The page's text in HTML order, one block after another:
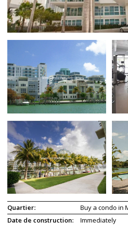
Quartier:
Buy a condo in
Date de construction:
Immediately